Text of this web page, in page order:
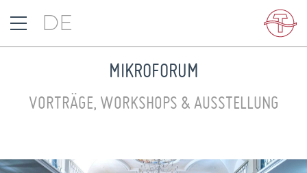
DE
MIKROFORUM
VORTRÄGE, WORKSHOPS & AUSSTELLUNG